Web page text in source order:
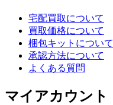
宅配買取について
買取価格について
梱包キットについて
承認方法について
よくある質問
マイアカウント